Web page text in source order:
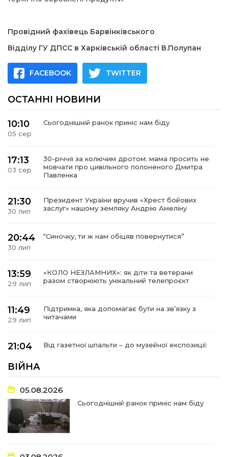
Провідний фахівець Барвінківського
Відділу ГУ ДПСС в Харківській області В.Полупан
FACEBOOK TWITTER
ОСТАННІ НОВИНИ
10:10
05 сер
Сьогоднішній ранок приніс нам біду
17:13
03 сер
30-річчя за колючим дротом: мама просить не
мовчати про цивільного полоненого Дмитра
Павленка
21:30
30 лип
Президент України вручив «Хрест бойових
заслуг» нашому земляку Андрію Амеліну
20:44
30 лип
“Синочку, ти ж нам обіцяв повернутися”
13:59
29 лип
«КОЛО НЕЗЛАМНИХ»: як діти та ветерани
разом створюють унікальний телепроєкт
11:49
29 лип
Підтримка, яка допомагає бути на зв’язку з
читачами
21:04
Від газетної шпальти – до музейної експозиції:
історії Героїв Барвінківщини стали частиною
17:18
27 лип
У Барвінківській громаді вшанували людей
найгуманнішої професії
16:29
22 лип
Медики Барвінківської громади
вдосконалюють професійні навички
ВІЙНА
05.08.2026
Сьогоднішній ранок приніс нам біду